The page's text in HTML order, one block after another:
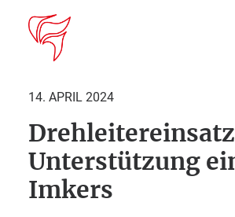
Startseite
Aktuelles
14. APRIL 2024
Unterstützung
Imkers